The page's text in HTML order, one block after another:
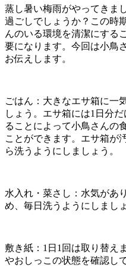
蒸し暑い梅雨がやってきま
過ごしでしょうか？この時
んのいる環境を清潔にする
要になります。今回は小鳥
お伝えします。
ごはん：大きなエサ箱に一
しょう。エサ箱には1日分
ることによって小鳥さんの
ことができます。エサ箱が
ら洗うようにしましょう。
水入れ・菜さし：水気があ
め、毎日洗うようにしましょ
敷き紙：1日1回は取り替え
やおしっこの状態を確認し